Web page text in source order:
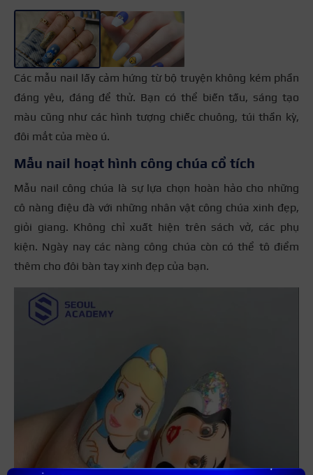
Các mẫu nail lấy cảm hứng từ bộ truyện không kém phần
đáng yêu, đáng để thử. Bạn có thể biến tấu, sáng tạo
màu cũng như các hình tượng chiếc chuông, túi thần kỳ,
đôi mắt của mèo ú.
Mẫu nail hoạt hình công chúa cổ tích
Mẫu nail công chúa là sự lựa chọn hoàn hảo cho những
cô nàng điệu đà với những nhân vật công chúa xinh đẹp,
giỏi giang. Không chỉ xuất hiện trên sách vở, các phụ
kiện. Ngày nay các nàng công chúa còn có thể tô điểm
thêm cho đôi bàn tay xinh đẹp của bạn.